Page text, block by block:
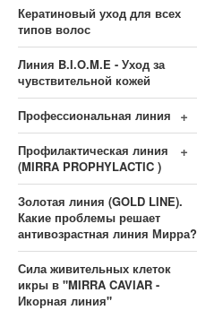
Кератиновый уход для всех
типов волос
Линия B.I.O.M.E - Уход за
чувствительной кожей
+
Профессиональная линия
+
Профилактическая линия
(MIRRA PROPHYLACTIC )
Золотая линия (GOLD LINE).
Какие проблемы решает
антивозрастная линия Мирра?
Сила живительных клеток
икры в "MIRRA CAVIAR -
Икорная линия"